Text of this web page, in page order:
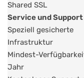
Shared SSL
Service und Support
Speziell gesicherte
Infrastruktur
Mindest-
Jahr